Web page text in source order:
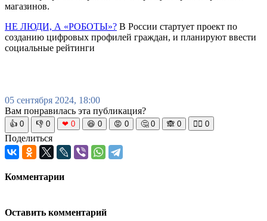
магазинов.
НЕ ЛЮДИ, А «РОБОТЫ»? В России стартует проект по
созданию цифровых профилей граждан, и планируют ввести
социальные рейтинги
05 сентября 2024, 18:00
Вам понравилась эта публикация?
👍 0 👎 0 ❤ 0 😆 0 😡 0 🤔 0 🙈 0 🧘‍♀️ 0
Поделиться
Комментарии
Оставить комментарий